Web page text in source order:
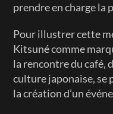
prendre en charge la
Pour illustrer cette
Kitsuné comme
la rencontre du café,
culture japonaise, se
la création d’un